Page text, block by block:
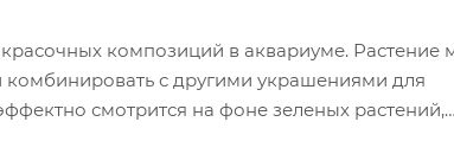
композиций в аквариуме. Растение
комбинировать с другими украшениями для
смотрится на фоне зеленых растений,